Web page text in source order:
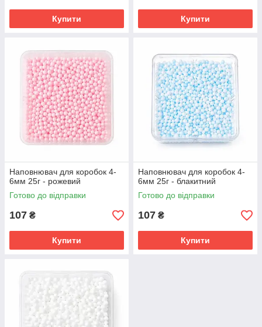
Купити Купити
Наповнювач для коробок 4-
6мм 25г - рожевий
Готово до відправки
107 ₴
Купити
Наповнювач для коробок 4-
6мм 25г - блакитний
Готово до відправки
107 ₴
Купити